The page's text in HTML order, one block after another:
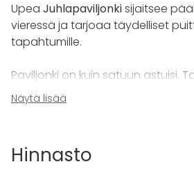
Upea Juhlapaviljonkisijaitsee
vieressä ja tarjoaa täydelliset
tapahtumille.
Paviljonki on kuin satuun astuisi.
tunnelma luo upeat puitteet
järjestämiseen. Paviljonkiin mahtuu
Näytä lisää
Hinnasto